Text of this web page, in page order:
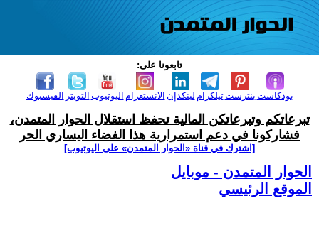
تابعونا على:
الفيسبوك التويتر اليوتيوب الانستغرام لينكدإن تيلكرامبنترست بودكاست
تبرعاتكم وتبرعاتكن المالية تحفظ استقلال الحوار المتمدن،
فشاركونا في دعم استمرارية هذا الفضاء اليساري الحر
[اشترك في قناة ‫«الحوار المتمدن» على اليوتيوب]
الحوار المتمدن - موبايل
الموقع الرئيسي